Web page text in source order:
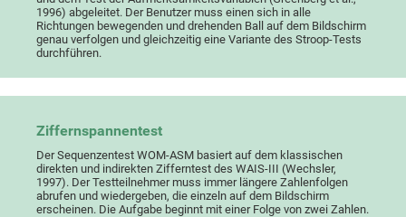
1996) abgeleitet. Der Benutzer muss einen sich in alle
Richtungen bewegenden und drehenden Ball auf dem Bildschirm
genau verfolgen und gleichzeitig eine Variante des Stroop-Tests
durchführen.
Ziffernspannentest
Der Sequenzentest WOM-ASM basiert auf dem klassischen
direkten und indirekten Zifferntest des WAIS-III (Wechsler,
1997). Der Testteilnehmer muss immer längere Zahlenfolgen
abrufen und wiedergeben, die einzeln auf dem Bildschirm
erscheinen. Die Aufgabe beginnt mit einer Folge von zwei Zahlen.